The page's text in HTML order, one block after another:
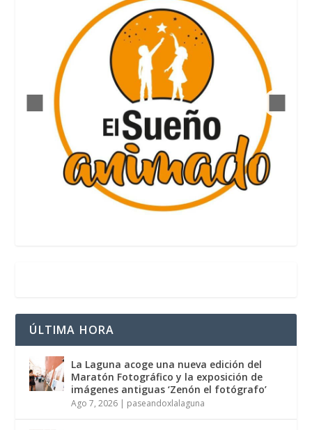
ÚLTIMA HORA
La Laguna acoge una nueva edición del
Maratón Fotográfico y la exposición de
imágenes antiguas ‘Zenón el fotógrafo’
Ago 7, 2026 | paseandoxlalaguna